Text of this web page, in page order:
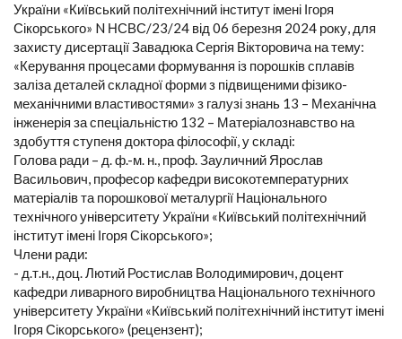
України «Київський політехнічний інститут імені Ігоря
Сікорського» N НСВС/23/24 від 06 березня 2024 року, для
захисту дисертації Завадюка Сергія Вікторовича на тему:
«Керування процесами формування із порошків сплавів
заліза деталей складної форми з підвищеними фізико-
механічними властивостями» з галузі знань 13 – Механічна
інженерія за спеціальністю 132 – Матеріалознавство на
здобуття ступеня доктора філософії, у складі:
Голова ради – д. ф.-м. н., проф. Зауличний Ярослав
Васильович, професор кафедри високотемпературних
матеріалів та порошкової металургії Національного
технічного університету України «Київський політехнічний
інститут імені Ігоря Сікорського»;
Члени ради:
- д.т.н., доц. Лютий Ростислав Володимирович, доцент
кафедри ливарного виробництва Національного технічного
університету України «Київський політехнічний інститут імені
Ігоря Сікорського» (рецензент);